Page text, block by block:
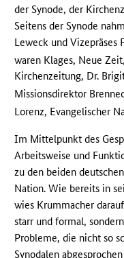
der Synode, der
Seitens der Synode
Leweck und Vizepräses
waren Klages, Neue Zeit,
Kirchenzeitung, Dr.
Missionsdirektor
Lorenz, Evangelischer
Im Mittelpunkt des
Arbeitsweise und
zu den beiden
Nation. Wie bereits in
wies Krummacher
starr und formal,
Probleme, die nicht so
Synodalen